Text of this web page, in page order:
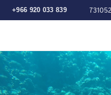
+966 920 033 839